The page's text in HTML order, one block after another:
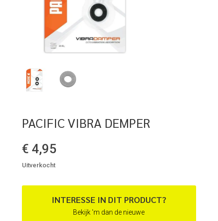
PACIFIC VIBRA DEMPER
€ 4,95
Uitverkocht
INTERESSE IN DIT PRODUCT?
Bekijk 'm dan de nieuwe